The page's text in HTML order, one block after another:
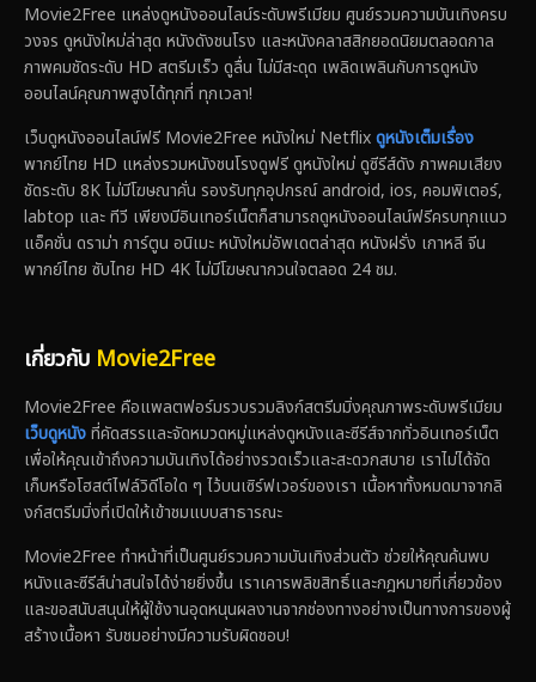
Movie2Free แหล่งดูหนังออนไลน์ระดับพรีเมียม ศูนย์รวมความบันเทิงครบ
วงจร ดูหนังใหม่ล่าสุด หนังดังชนโรง และหนังคลาสสิกยอดนิยมตลอดกาล
ภาพคมชัดระดับ HD สตรีมเร็ว ดูลื่น ไม่มีสะดุด เพลิดเพลินกับการดูหนัง
ออนไลน์คุณภาพสูงได้ทุกที่ ทุกเวลา!
เว็บดูหนังออนไลน์ฟรี Movie2Free หนังใหม่ Netflixดูหนังเต็มเรื่อง
พากย์ไทย HD แหล่งรวมหนังชนโรงดูฟรี ดูหนังใหม่ ดูซีรีส์ดัง ภาพคมเสียง
ชัดระดับ 8K ไม่มีโฆษณาคั่น รองรับทุกอุปกรณ์ android, ios, คอมพิเตอร์,
labtop และ ทีวี เพียงมีอินเทอร์เน็ตก็สามารถดูหนังออนไลน์ฟรีครบทุกแนว
แอ็คชั่น ดราม่า การ์ตูน อนิเมะ หนังใหม่อัพเดตล่าสุด หนังฝรั่ง เกาหลี จีน
พากย์ไทย ซับไทย HD 4K ไม่มีโฆษณากวนใจตลอด 24 ชม.
เกี่ยวกับ Movie2Free
Movie2Free คือแพลตฟอร์มรวบรวมลิงก์สตรีมมิ่งคุณภาพระดับพรีเมียม
เว็บดูหนังที่คัดสรรและจัดหมวดหมู่แหล่งดูหนังและซีรีส์จากทั่วอินเทอร์เน็ต
เพื่อให้คุณเข้าถึงความบันเทิงได้อย่างรวดเร็วและสะดวกสบาย เราไม่ได้จัด
เก็บหรือโฮสต์ไฟล์วิดีโอใด ๆ ไว้บนเซิร์ฟเวอร์ของเรา เนื้อหาทั้งหมดมาจากลิ
งก์สตรีมมิ่งที่เปิดให้เข้าชมแบบสาธารณะ
Movie2Free ทำหน้าที่เป็นศูนย์รวมความบันเทิงส่วนตัว ช่วยให้คุณค้นพบ
หนังและซีรีส์น่าสนใจได้ง่ายยิ่งขึ้น เราเคารพลิขสิทธิ์และกฎหมายที่เกี่ยวข้อง
และขอสนับสนุนให้ผู้ใช้งานอุดหนุนผลงานจากช่องทางอย่างเป็นทางการของผู้
สร้างเนื้อหา รับชมอย่างมีความรับผิดชอบ!